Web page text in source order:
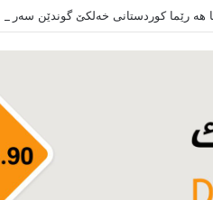
ھە رێما کوردستانی خەلکێ گوندێن سەر ب